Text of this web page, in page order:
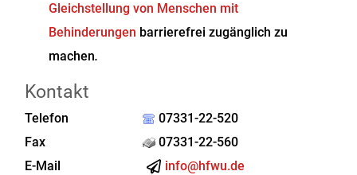
Gleichstellung von Menschen mit
Behinderungen barrierefrei zugänglich zu
machen.
Kontakt
Telefon
07331-22-520
Fax
07331-22-560
E-Mail
info@hfwu.de